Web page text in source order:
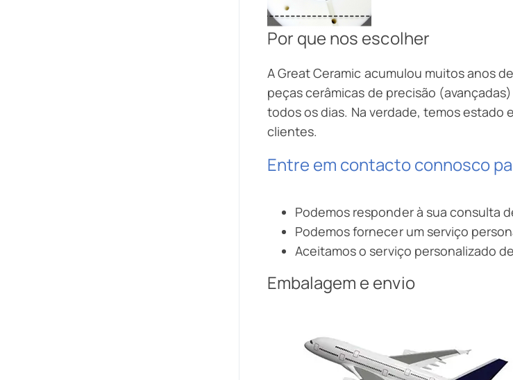
Por que nos escolher
A Great Ceramic acumulou muitos anos
peças cerâmicas de precisão
todos os dias. Na verdade, temos estado
clientes.
Entre em contacto connosco
Podemos responder à sua consulta
Podemos fornecer um serviço
Aceitamos o serviço personalizado
Embalagem e envio